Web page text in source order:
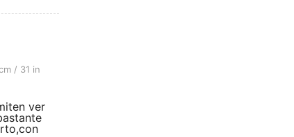
/ 31 in, Cintura: 70 cm / 28 in, Color: Negro, Talla: 12Y
/ 31 in
ver